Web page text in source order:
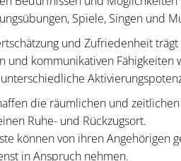
Spiele, Singen und
und Zufriedenheit
und kommunikativen
die räumlichen und
Ruhe- und Rückzugsort.
können von ihren Angehörigen
in Anspruch nehmen.